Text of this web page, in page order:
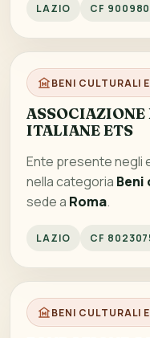
LAZIO CF
BENI CULTURALI
ITALIANE ETS
Ente presente negli
nella categoria Beni
sede a Roma.
LAZIO CF
BENI CULTURALI